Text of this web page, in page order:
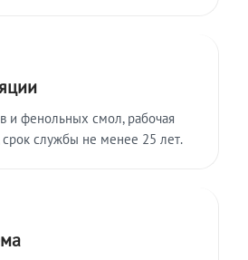
и фенольных смол, рабочая
срок службы не менее 25 лет.